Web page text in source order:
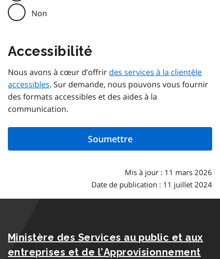
Non
Accessibilité
Nous avons à cœur d’offrir des services à la clientèle
accessibles. Sur demande, nous pouvons vous fournir
des formats accessibles et des aides à la
communication.
Mis à jour : 11 mars 2026
Date de publication : 11 juillet 2024
Ministère des Services au public et aux
entreprises et de l’Approvisionnement